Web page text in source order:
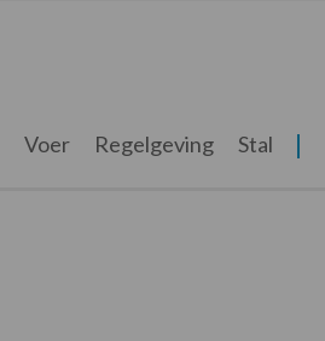
Voer Regelgeving Stal